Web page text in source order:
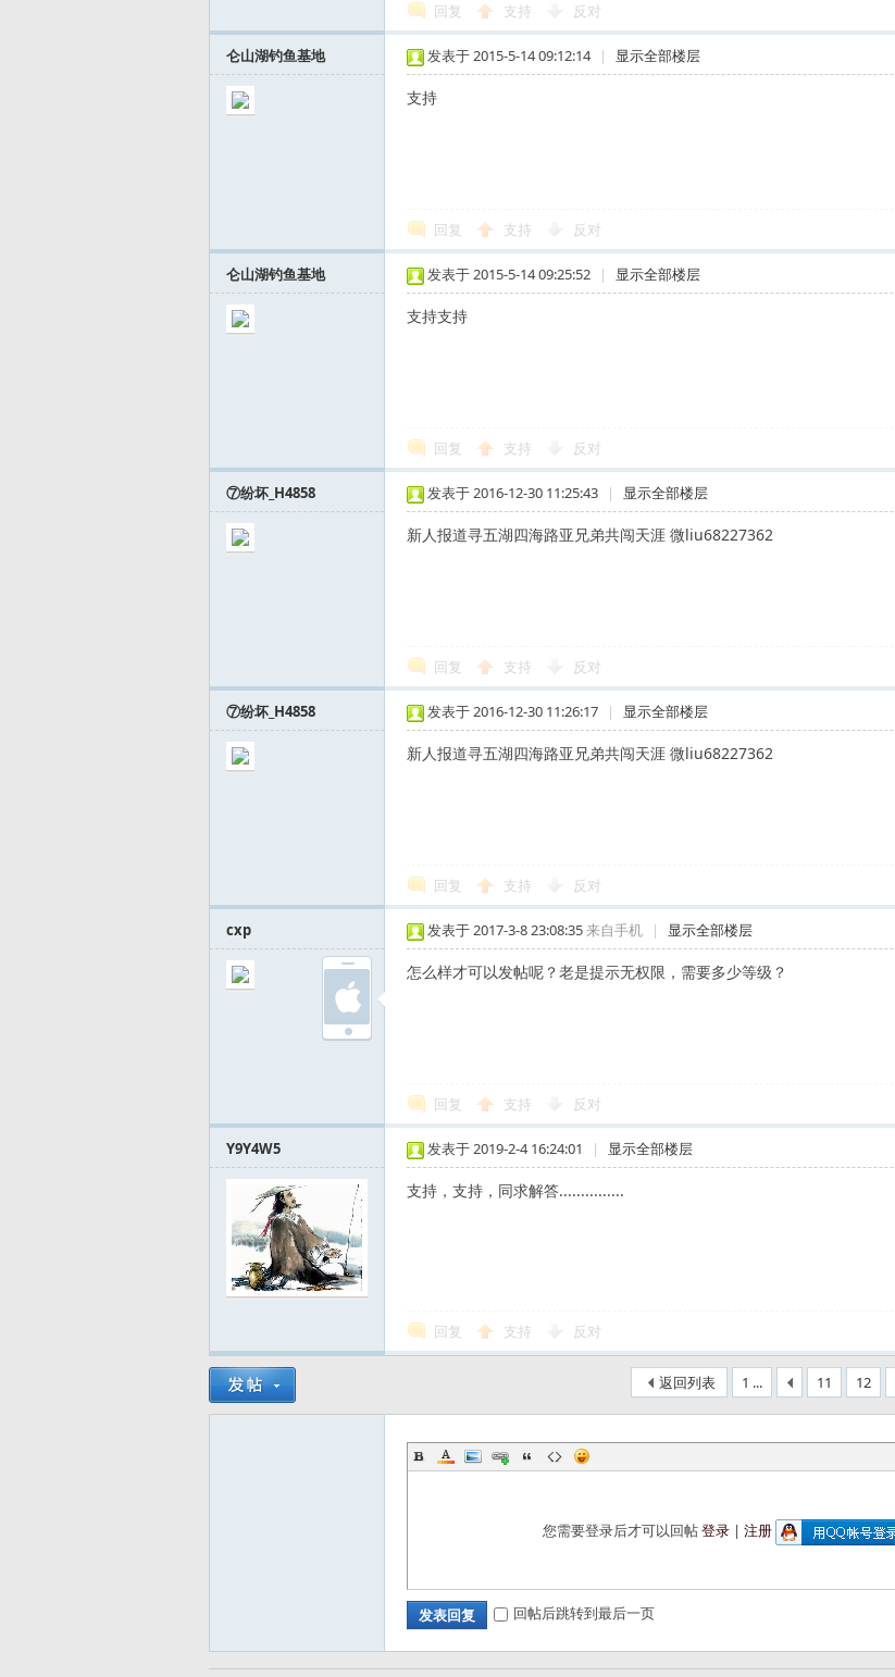
回复 支持 反对
仑山湖钓鱼基地 发表于 2015-5-14 09:12:14 | 显示全部楼层
支持
回复 支持 反对
仑山湖钓鱼基地 发表于 2015-5-14 09:25:52 | 显示全部楼层
支持支持
回复 支持 反对
⑦纷坏_H4858 发表于 2016-12-30 11:25:43 | 显示全部楼层
新人报道寻五湖四海路亚兄弟共闯天涯 微liu68227362
回复 支持 反对
⑦纷坏_H4858 发表于 2016-12-30 11:26:17 | 显示全部楼层
新人报道寻五湖四海路亚兄弟共闯天涯 微liu68227362
回复 支持 反对
cxp 发表于 2017-3-8 23:08:35来自手机 | 显示全部楼层
怎么样才可以发帖呢？老是提示无权限，需要多少等级？
回复 支持 反对
Y9Y4W5 发表于 2019-2-4 16:24:01 | 显示全部楼层
支持，支持，同求解答...............
回复 支持 反对
1 ... 11 12
返回列表
您需要登录后才可以回帖登录| 注册
发表回复 回帖后跳转到最后一页